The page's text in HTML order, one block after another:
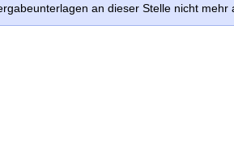
an dieser Stelle nicht mehr